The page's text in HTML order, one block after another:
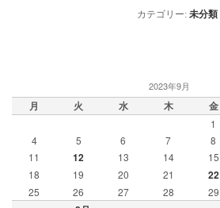
カテゴリー: 未分類
2023年9月
月 火 水 木 金
1
4
5 6 7 8
11
12 13 14 15
18
19 20 21 22
25
26 27 28 29